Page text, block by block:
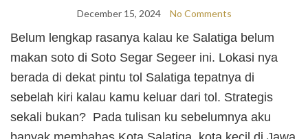
December 15, 2024 No Comments
Belum lengkap rasanya kalau ke Salatiga belum
makan soto di Soto Segar Segeer ini. Lokasi nya
berada di dekat pintu tol Salatiga tepatnya di
sebelah kiri kalau kamu keluar dari tol. Strategis
sekali bukan? Pada tulisan ku sebelumnya aku